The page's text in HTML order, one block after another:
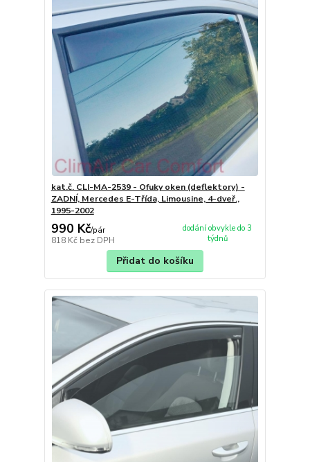
kat.č. CLI-MA-2539 - Ofuky oken (deflektory) -
ZADNÍ, Mercedes E-Třída, Limousine, 4-dveř.,
1995-2002
990 Kč/pár
818 Kč bez DPH
dodání obvykle do 3
týdnů
Přidat do košíku